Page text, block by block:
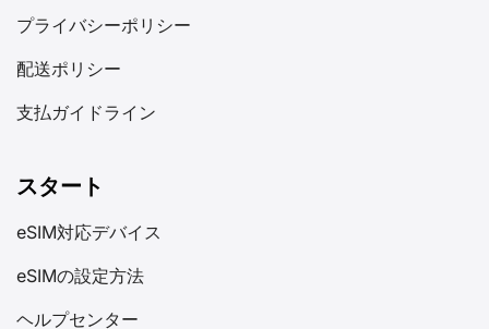
プライバシーポリシー
配送ポリシー
支払ガイドライン
スタート
eSIM対応デバイス
eSIMの設定方法
ヘルプセンター